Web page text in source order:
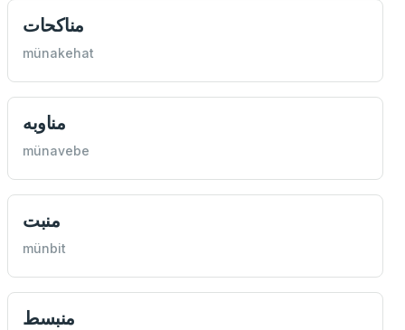
مناكحات
münakehat
مناوبه
münavebe
منبت
münbit
منبسط